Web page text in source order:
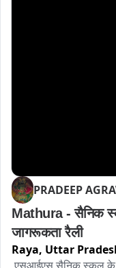
PRADEEP
Mathura - सैनिक
जागरूकता रैली
Raya, Uttar